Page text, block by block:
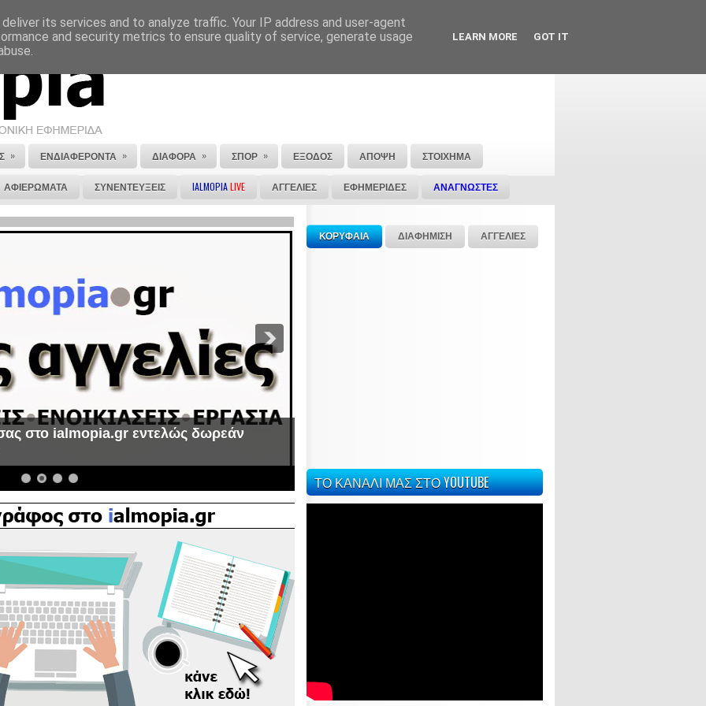
ΕΠΙΚΟΙΝΩΝΙΑ ΣΤΕΙΛΕ ΜΑΣ ΤΟ ΑΡΘΡΟ ΣΟΥ
» ΕΝΔΙΑΦΕΡΟΝΤΑ » ΔΙΑΦΟΡΑ » ΣΠΟΡ » ΕΞΟΔΟΣ ΑΠΟΨΗ ΣΤΟΙΧΗΜΑ
ΑΦΙΕΡΩΜΑΤΑ ΣΥΝΕΝΤΕΥΞΕΙΣ IALMOPIALIVE ΑΓΓΕΛΙΕΣ ΕΦΗΜΕΡΙΔΕΣ ΑΝΑΓΝΩΣΤΕΣ
στο ialmopia.gr εντελώς δωρεάν
ΚΟΡΥΦΑΙΑ ΔΙΑΦΗΜΙΣΗ ΑΓΓΕΛΙΕΣ
ΤΟ ΚΑΝΑΛΙ ΜΑΣ ΣΤΟ YOUTUBE
its services and to analyze traffic. Your IP address and user-agent
and security metrics to ensure quality of service, generate usage
LEARN MORE GOT IT